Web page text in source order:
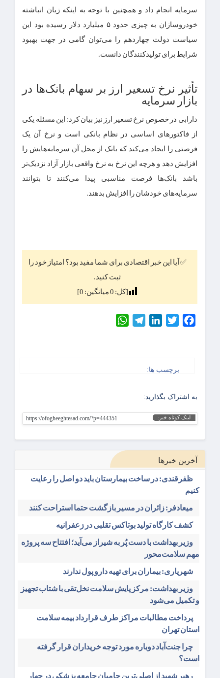
سرمایه انجام داد و همچنین با توجه‌ به اینکه زیان انباشته
خودروسازان به چیزی حدود ۵ میلیارد دلار رسیده بود این
سیاست دولت چهاردهم را می‌توان گامی در جهت بهبود
شرایط برای تولیدکنندگان دانست.
تأثیر نرخ تسعیر ارز بر سهام بانک‌ها در
بازار سرمایه
دارابی در خصوص نرخ تسعیر ارز نیز بیان کرد: این مسئله یکی
از فاکتور‌های اساسی در نظام بانکی است و نرخ آن یک
فرصتی را ایجاد می‌کند که بانک از محل آن سرمایه‌هایش را
افزایش دهد و هرچه این نرخ به نرخ واقعی بازار آزاد نزدیک‌تر
باشد بانک‌ها فرصت مناسبی پیدا می‌کنند تا بتوانند
سرمایه‌های خودشان را افزایش بدهند.
✅ آیا این خبر اقتصادی برای شما مفید بود؟ امتیاز خود را
ثبت کنید.
[کل: 0میانگین: 0
]
Facebook
Twitter
LinkedIn
Telegram
برچسب ها:
به اشتراک بگذارید:
لینک کوتاه خبر: https://ofogheeghtesad.com/?p=444351
آخرین خبرها
ظفرقندی: در ساخت بیمارستان باید دو اصل را رعایت
کنیم
میعادفر: زائران در مسیر بازگشت حتما استراحت کنند
کشف کارگاه تولید بوتاکس تقلبی در زعفرانیه
وزیر بهداشت با دست پُر به شیراز می‌آید؛ افتتاح سه پروژه
مهم سلامت‌محور
شهریاری: بیماران برای تهیه دارو پول ندارند
وزیر بهداشت: مرکز پایش سلامت نخل‌تقی با شتاب تجهیز
و تکمیل می‌شود
پرداخت مطالبات مراکز طرف قرارداد بیمه سلامت
استان تهران
چرا جنت‌آباد دوباره مورد توجه خریداران قرار گرفته
است؟
رهبر شهید از اصلی‌ترین حامیان جامعه پزشکی در چهار